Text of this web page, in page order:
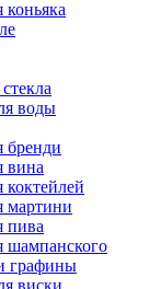
коньяка
воды
бренди
вина
коктейлей
мартини
пива
шампанского
графины
виски